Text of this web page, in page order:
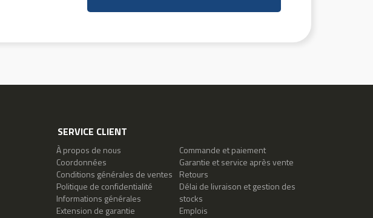
SERVICE CLIENT
À propos de nous
Coordonnées
Conditions générales de ventes
Politique de confidentialité
Informations générales
Extension de garantie
Commande et paiement
Garantie et service après vente
Retours
Délai de livraison et gestion des
stocks
Emplois